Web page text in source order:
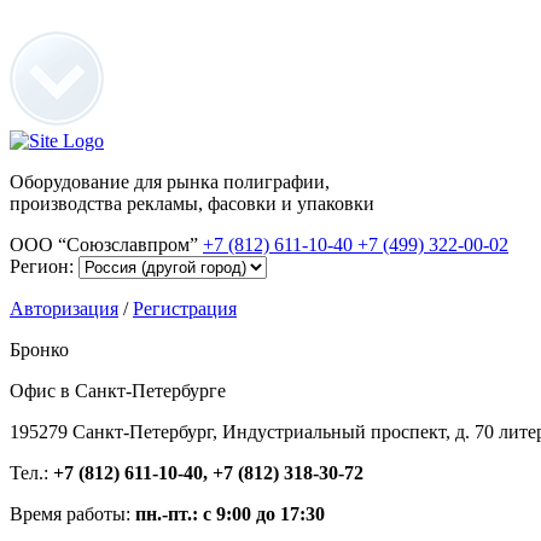
Оборудование для рынка полиграфии,
производства рекламы, фасовки и упаковки
ООО “Союзславпром” +7 (812) 611-10-40 +7 (499) 322-00-02
Регион:
Авторизация /Регистрация
Бронко
Офис в Санкт-Петербурге
195279 Санкт-Петербург, Индустриальный проспект, д. 70
Тел.: +7 (812) 611-10-40, +7 (812) 318-30-72
Время работы: пн.-пт.: с 9:00 до 17:30